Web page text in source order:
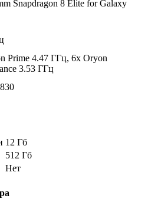
Snapdragon 8 Elite for Galaxy
Prime 4.47 ГГц, 6x Oryon
3.53 ГГц
12 Гб
512 Гб
Нет